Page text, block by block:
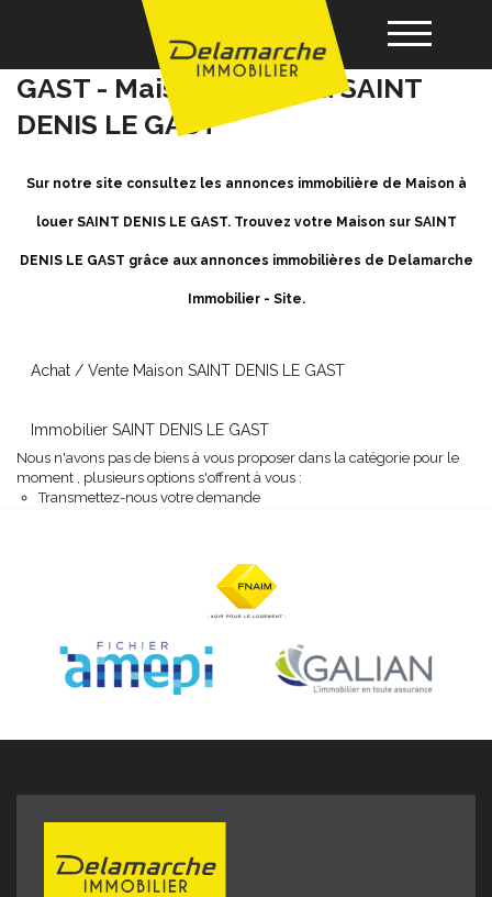
Acheter
Vendre
Espace client Nous contacter
Location Maison SAINT DENIS LE
GAST - Maison a louer à SAINT
DENIS LE GAST
Sur notre site consultez les annonces immobilière de Maison à
louer SAINT DENIS LE GAST. Trouvez votre Maison sur SAINT
DENIS LE GAST grâce aux annonces immobilières de Delamarche
Immobilier - Site.
Achat / Vente Maison SAINT DENIS LE GAST
Immobilier SAINT DENIS LE GAST
Nous n'avons pas de biens à vous proposer dans la catégorie pour le
moment , plusieurs options s'offrent à vous :
Transmettez-nous votre demande